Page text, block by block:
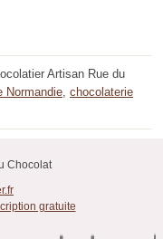
Artisan Rue du
Normandie chocolaterie
Chocolat
gratuite